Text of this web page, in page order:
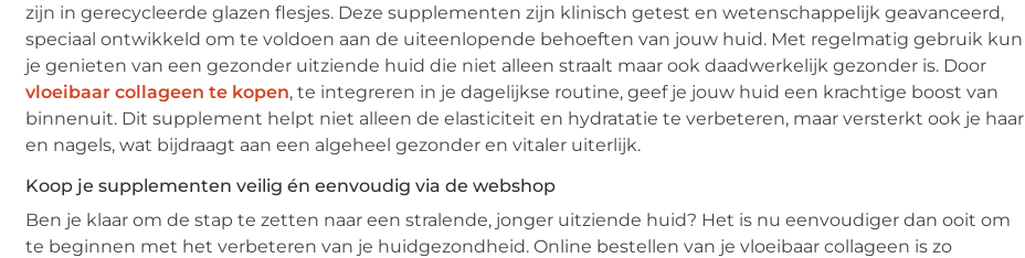
zijn in gerecycleerde glazen flesjes. Deze supplementen zijn klinisch getest en wetenschappelijk geavanceerd,
speciaal ontwikkeld om te voldoen aan de uiteenlopende behoeften van jouw huid. Met regelmatig gebruik kun
je genieten van een gezonder uitziende huid die niet alleen straalt maar ook daadwerkelijk gezonder is. Door
vloeibaar collageen te kopen, te integreren in je dagelijkse routine, geef je jouw huid een krachtige boost van
binnenuit. Dit supplement helpt niet alleen de elasticiteit en hydratatie te verbeteren, maar versterkt ook je haar
en nagels, wat bijdraagt aan een algeheel gezonder en vitaler uiterlijk.
Koop je supplementen veilig én eenvoudig via de webshop
Ben je klaar om de stap te zetten naar een stralende, jonger uitziende huid? Het is nu eenvoudiger dan ooit om
te beginnen met het verbeteren van je huidgezondheid. Online bestellen van je vloeibaar collageen is zo